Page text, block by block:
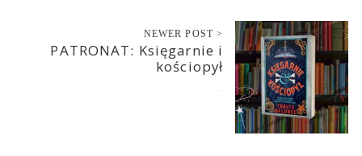
NEWER POST >
PATRONAT: Księgarnie i
kościopył